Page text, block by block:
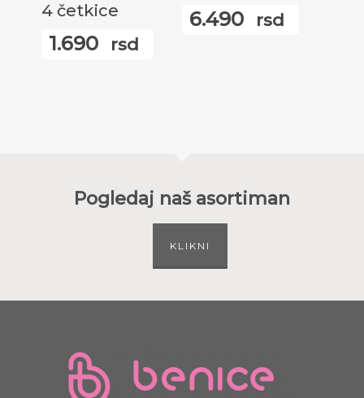
4 četkice
1.690 rsd
6.490 rsd
Pogledaj naš asortiman
KLIKNI